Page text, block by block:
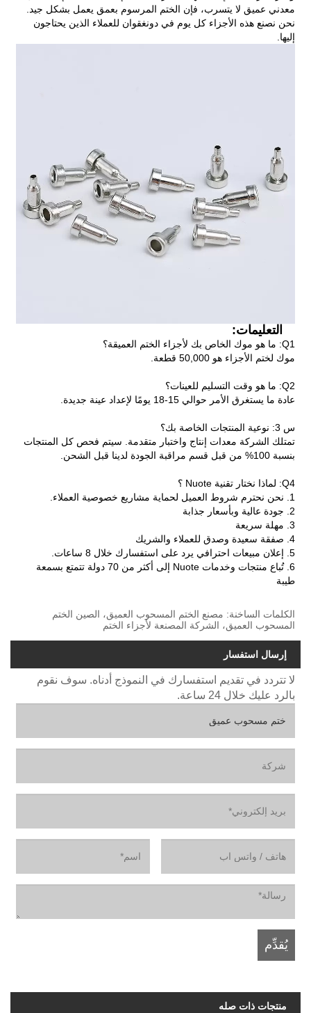
معدني عميق لا يتسرب، فإن الختم المرسوم بعمق يعمل بشكل جيد.
نحن نصنع هذه الأجزاء كل يوم في دونغقوان للعملاء الذين يحتاجون
إليها.
التعليمات:
Q1: ما هو موك الخاص بك لأجزاء الختم العميقة؟
موك لختم الأجزاء هو 50,000 قطعة.
Q2: ما هو وقت التسليم للعينات؟
عادة ما يستغرق الأمر حوالي 15-18 يومًا لإعداد عينة جديدة.
س 3: نوعية المنتجات الخاصة بك؟
تمتلك الشركة معدات إنتاج واختبار متقدمة. سيتم فحص كل المنتجات
بنسبة 100% من قبل قسم مراقبة الجودة لدينا قبل الشحن.
Q4: لماذا نختار تقنية Nuote ؟
1. نحن نحترم شروط العميل لحماية مشاريع خصوصية العملاء.
2. جودة عالية وبأسعار جذابة
3. مهلة سريعة
4. صفقة سعيدة وصدق للعملاء والشريك
5. إعلان مبيعات احترافي يرد على استفسارك خلال 8 ساعات.
6. تُباع منتجات وخدمات Nuote إلى أكثر من 70 دولة تتمتع بسمعة
طيبة
الكلمات الساخنة: مصنع الختم المسحوب العميق، الصين الختم
المسحوب العميق، الشركة المصنعة لأجزاء الختم
إرسال استفسار
لا تتردد في تقديم استفسارك في النموذج أدناه. سوف نقوم
بالرد عليك خلال 24 ساعة.
منتجات ذات صله